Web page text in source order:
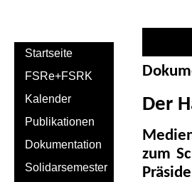
Der
zum
Startseite
FSRe+FSRK
Kalender
Publikationen
Dokumentation
Solidarsemester